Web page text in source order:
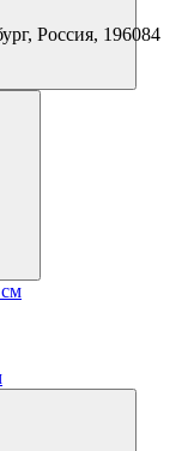
Россия, 196084